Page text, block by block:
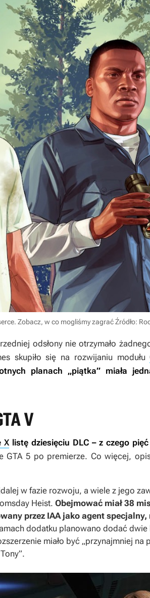
Zobacz, w co mogliśmy zagraćŹródło:
odsłony nie otrzymało
skupiło się na rozwijaniu modułu
planach „piątka” miała
V
X listę dziesięciu DLC – z czego
GTA 5 po premierze. Co więcej,
w fazie rozwoju, a wiele z jego
Heist. Obejmować miał 38
przez IAA jako agent specjalny,
dodatku planowano dodać dwie
miało być „przynajmniej na
”.